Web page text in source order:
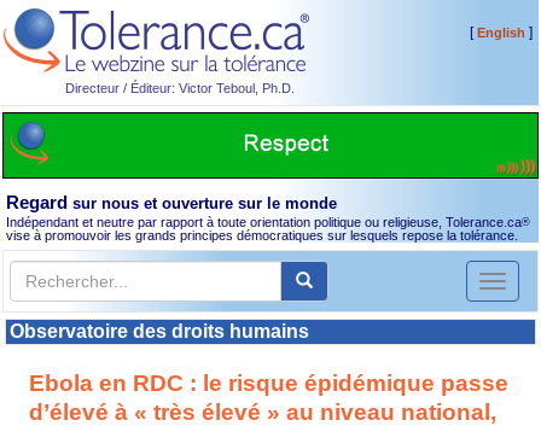
Directeur / Éditeur: Victor Teboul, Ph.D.
[English ]
Regard sur nous et ouverture sur le monde
Indépendant et neutre par rapport à toute orientation politique ou religieuse, Tolerance.ca®
vise à promouvoir les grands principes démocratiques sur lesquels repose la tolérance.
Toggle
Observatoire des droits humains
Ebola en RDC : le risque épidémique passe
d’élevé à « très élevé » au niveau national,